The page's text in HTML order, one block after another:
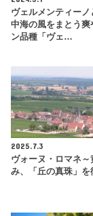
ヴェルメンティー
中海の風をまとう爽
ン品種「ヴェ…
2025.7.3
ヴォーヌ・ロマネ
み、「丘の真珠」を